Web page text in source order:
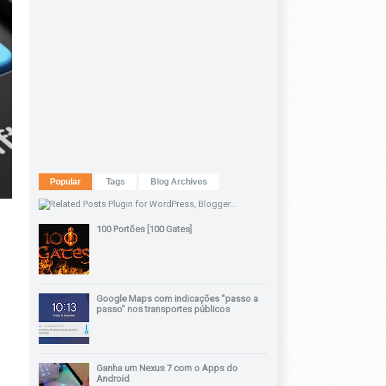
Popular Tags Blog Archives
100 Portões [100 Gates]
Google Maps com indicações "passo a
passo" nos transportes públicos
Ganha um Nexus 7 com o Apps do
Android